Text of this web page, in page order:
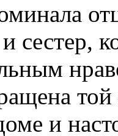
и сестер,
и